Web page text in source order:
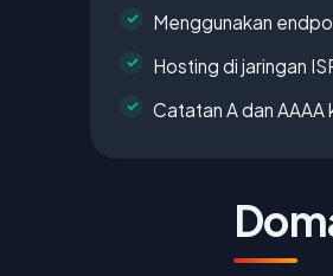
Menggunakan
Hosting di jaringan
Catatan A dan AAAA